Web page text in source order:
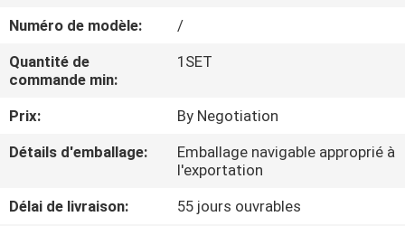
VISITE
D'USINE
CONTRÔLE
DE
Numéro de modèle:
/
Quantité de
commande min:
1SET
Prix:
By Negotiation
Détails d'emballage:
Emballage navigable approprié à
l'exportation
Délai de livraison:
55 jours ouvrables